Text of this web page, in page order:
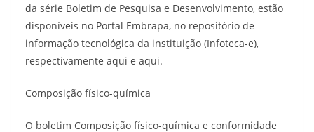
da série Boletim de Pesquisa e Desenvolvimento, estão
disponíveis no Portal Embrapa, no repositório de
informação tecnológica da instituição (Infoteca-e),
respectivamente aqui e aqui.
Composição físico-química
O boletim Composição físico-química e conformidade